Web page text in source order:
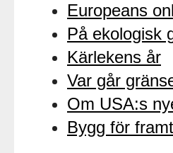
Europeans
På ekologisk
Kärlekens år
Var går
Om USA:s
Bygg för